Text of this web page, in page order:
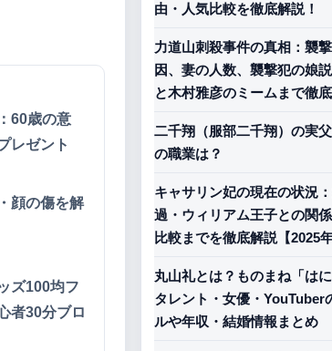
60歳の意
レゼント
顔の傷を解
ズ100均フ
者30分ブロ
由・人気比較を徹底解説！
力道山刺殺事件の真相：襲
因、妻の人数、襲撃犯の娘
と木村雅彦のミームまで徹
二千翔（服部二千翔）の実
の職業は？
キャサリン妃の現在の状況
過・ウィリアム王子との関
比較までを徹底解説【2025年
丸山礼とは？ものまね「は
タレント・女優・YouTuber
ルや年収・結婚情報まとめ